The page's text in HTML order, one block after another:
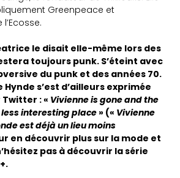
Greenpeace et
le disait elle-même lors des
toujours punk. S’éteint avec
du punk et des années 70.
Hynde s’est d’ailleurs exprimée
Twitter : « Vivienne is gone and the
interesting place » (« Vivienne
est déjà un lieu moins
en découvrir plus sur la mode et
pas à découvrir la série